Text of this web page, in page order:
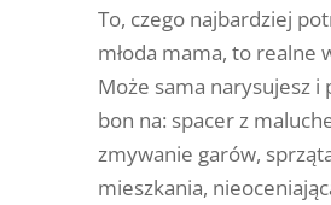
To, czego najbardziej
młoda mama, to realne
Może sama narysujesz i
bon na: spacer z
zmywanie garów,
mieszkania,